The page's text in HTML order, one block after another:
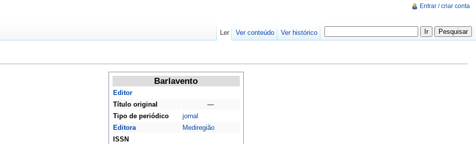
Barlavento
Editor
Título original
—
Tipo de periódico
jornal
Editora
Mediregião
ISSN
Entrar / criar conta
Ler Ver conteúdo Ver histórico